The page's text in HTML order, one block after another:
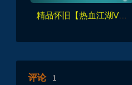
精品怀旧【热血江湖V2.0任务端】百宝阁无限元宝时装披风送+GM工具+支持多开+宝宝挂
评论 1